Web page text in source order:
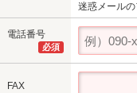
迷惑メールの
電話番号
必須
FAX